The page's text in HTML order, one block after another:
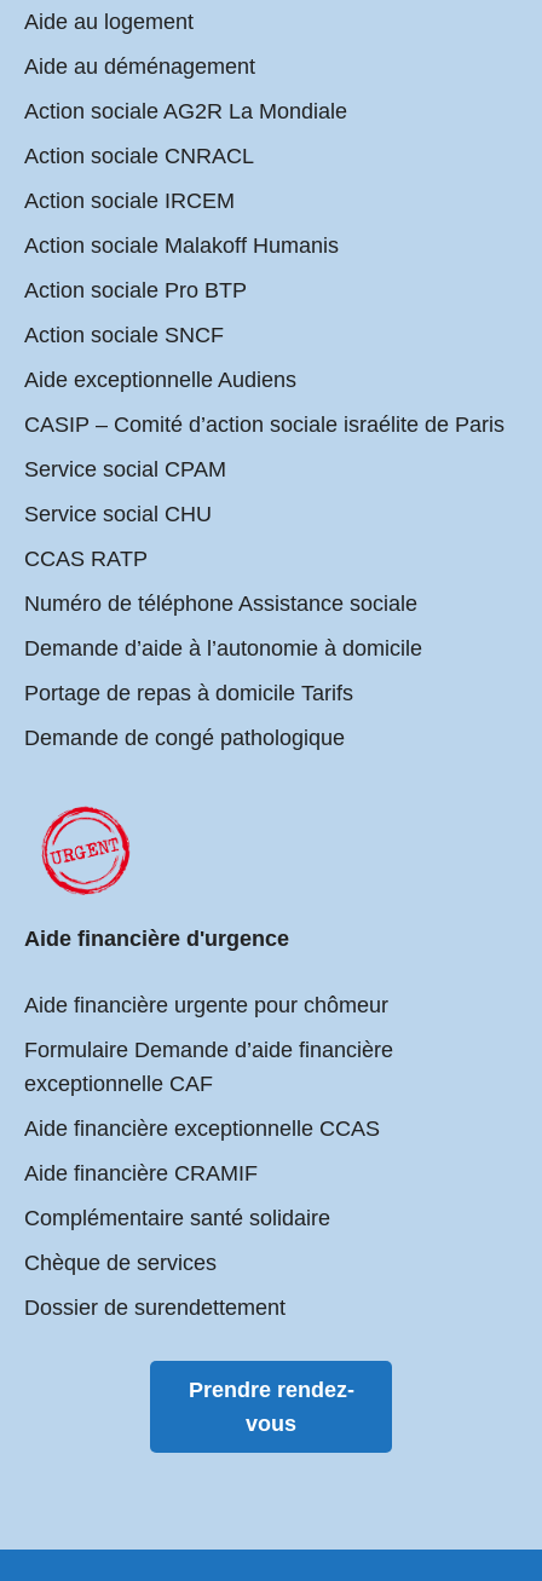
Aide au logement
Aide au déménagement
Action sociale AG2R La Mondiale
Action sociale CNRACL
Action sociale IRCEM
Action sociale Malakoff Humanis
Action sociale Pro BTP
Action sociale SNCF
Aide exceptionnelle Audiens
CASIP – Comité d’action sociale israélite de Paris
Service social CPAM
Service social CHU
CCAS RATP
Numéro de téléphone Assistance sociale
Demande d’aide à l’autonomie à domicile
Portage de repas à domicile Tarifs
Demande de congé pathologique
Aide financière d'urgence
Aide financière urgente pour chômeur
Formulaire Demande d’aide financière
exceptionnelle CAF
Aide financière exceptionnelle CCAS
Aide financière CRAMIF
Complémentaire santé solidaire
Chèque de services
Dossier de surendettement
Prendre rendez-
vous